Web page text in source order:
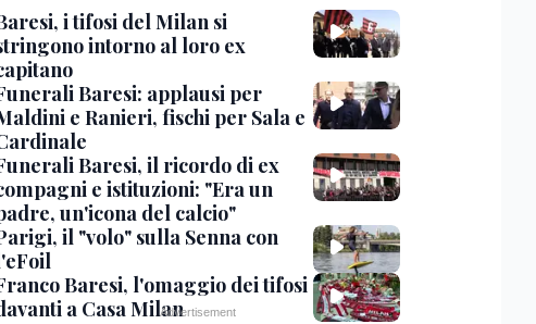
i tifosi del Milan si
intorno al loro ex
Baresi: applausi per
e Ranieri, fischi per Sala e
Baresi, il ricordo di ex
e istituzioni: "Era un
un'icona del calcio"
il "volo" sulla Senna con
Baresi, l'omaggio dei tifosi
a Casa Milan